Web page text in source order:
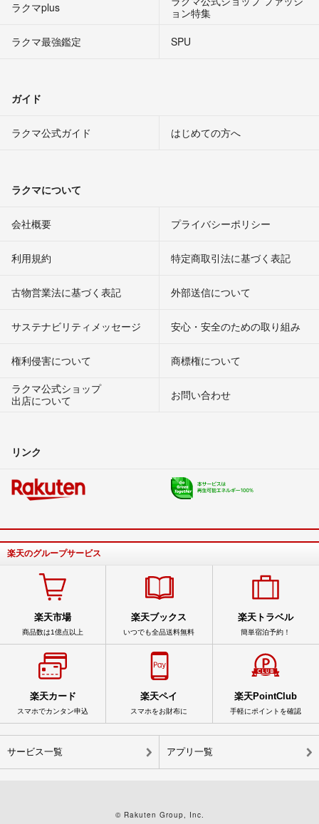
ラクマplus
ョン特集
ラクマ最強鑑定
SPU
ガイド
ラクマ公式ガイド はじめての方へ
ラクマについて
会社概要 プライバシーポリシー
利用規約 特定商取引法に基づく表記
古物営業法に基づく表記 外部送信について
サステナビリティメッセージ 安心・安全のための取り組み
権利侵害について
商標権について
ラクマ公式ショップ
出店について
お問い合わせ
リンク
楽天のグループサービス
楽天市場
商品数は1億点以上
楽天ブックス
いつでも全品送料無料
楽天トラベル
簡単宿泊予約！
楽天カード
スマホでカンタン申込
楽天ペイ
スマホをお財布に
楽天PointClub
手軽にポイントを確認
サービス一覧 アプリ一覧
© Rakuten Group, Inc.